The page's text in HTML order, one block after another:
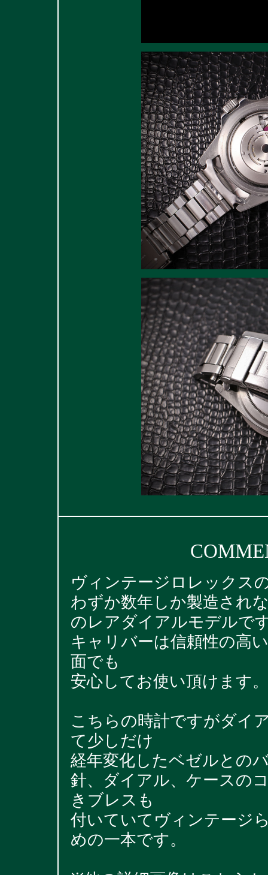
ヴィンテージロレックス
わずか数年しか製造され
のレアダイアルモデルで
キャリバーは信頼性の高
面でも
安心してお使い頂けます。
こちらの時計ですがダイ
て少しだけ
経年変化したベゼルとの
針、ダイアル、ケースの
きブレスも
付いていてヴィンテージ
めの一本です。